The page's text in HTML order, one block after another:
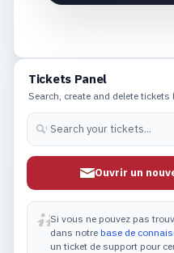
Tickets Panel
Search, create and delete tickets
Ouvrir un
Si vous ne pouvez pas
dans notre base de
un ticket de support pour